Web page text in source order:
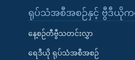
ရုပ်သံအစီအစဉ်နှင့် ဗွီဒီယိုကဏ္
နေ့စဉ်တီဗွီသတင်းလွှာ
ရေဒီယို ရုပ်သံအစီအစဉ်